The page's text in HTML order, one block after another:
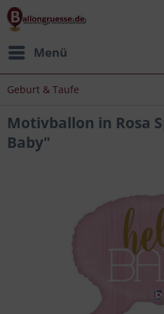
Menü
Geburt & Taufe
Motivballon in Rosa
Baby"